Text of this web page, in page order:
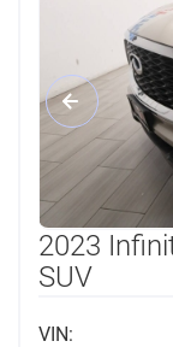
2023
SUV
VIN: